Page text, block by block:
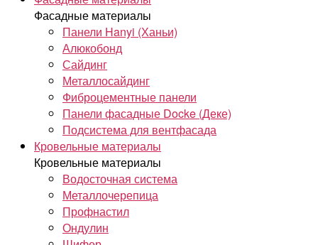
Фасадные материалы
Панели Hanyi (Ханьи)
Алюкобонд
Сайдинг
Металлосайдинг
Фиброцементные панели
Панели фасадные Docke (Деке)
Подсистема для вентфасада
Кровельные материалы
Кровельные материалы
Водосточная система
Металлочерепица
Профнастил
Ондулин